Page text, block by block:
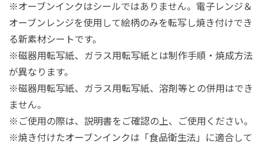
※オーブンインクはシールではありません。電子レンジ＆
オーブンレンジを使用して絵柄のみを転写し焼き付けでき
る新素材シートです。
※磁器用転写紙、ガラス用転写紙とは制作手順・焼成方法
が異なります。
※磁器用転写紙、ガラス用転写紙、溶剤等との併用はでき
ません。
※ご使用の際は、説明書をご確認の上、ご使用ください。
※焼き付けたオーブンインクは「食品衛生法」に適合して